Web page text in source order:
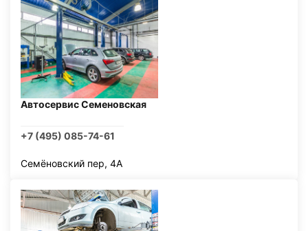
Автосервис Семеновская
+7 (495) 085-74-61
Семёновский пер, 4А